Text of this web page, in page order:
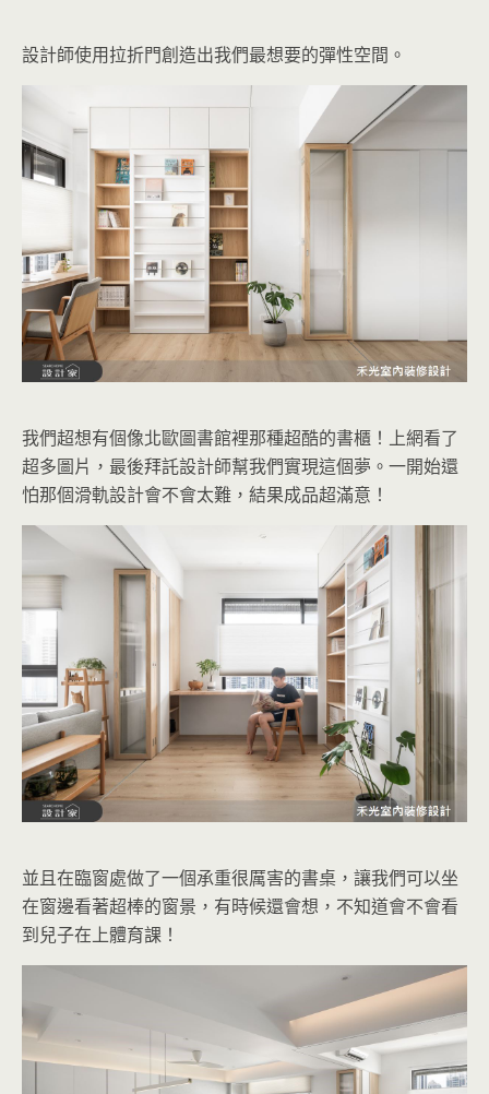
設計師使用拉折門創造出我們最想要的彈性空間。
我們超想有個像北歐圖書館裡那種超酷的書櫃！上網看了
超多圖片，最後拜託設計師幫我們實現這個夢。一開始還
怕那個滑軌設計會不會太難，結果成品超滿意！
並且在臨窗處做了一個承重很厲害的書桌，讓我們可以坐
在窗邊看著超棒的窗景，有時候還會想，不知道會不會看
到兒子在上體育課！